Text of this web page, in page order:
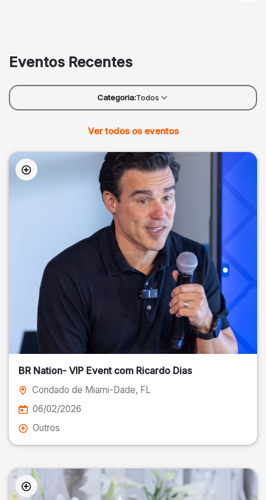
Eventos Recentes
Categoria:Todos
Ver todos os eventos
BR Nation- VIP Event com Ricardo Dias
Condado de Miami-Dade, FL
06/02/2026
Outros